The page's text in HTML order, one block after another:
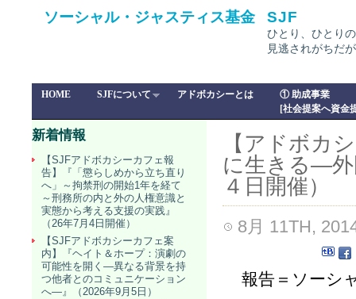
ソーシャル・ジャスティス基金 SJF
ひとり、ひとり
見逃されがちだ
HOME SJFについて アドボカシーとは
① 助成事業
[社会提案へ資金
【アドボカ
に生きる―外
４日開催）
8月 11TH,
報告＝ソーシ
新着情報
【SJFアドボカシーカフェ報
告】『「懲らしめから立ち直り
へ」～拘禁刑の開始1年を経て
～刑務所の内と外の人権意識と
実態から考える支援の実践』
（26年7月4日開催）
【SJFアドボカシーカフェ案
内】『ヘイト＆ホープ：演劇の
可能性を開く―異なる背景を持
つ他者とのコミュニケーション
へ―』（2026年9月5日）